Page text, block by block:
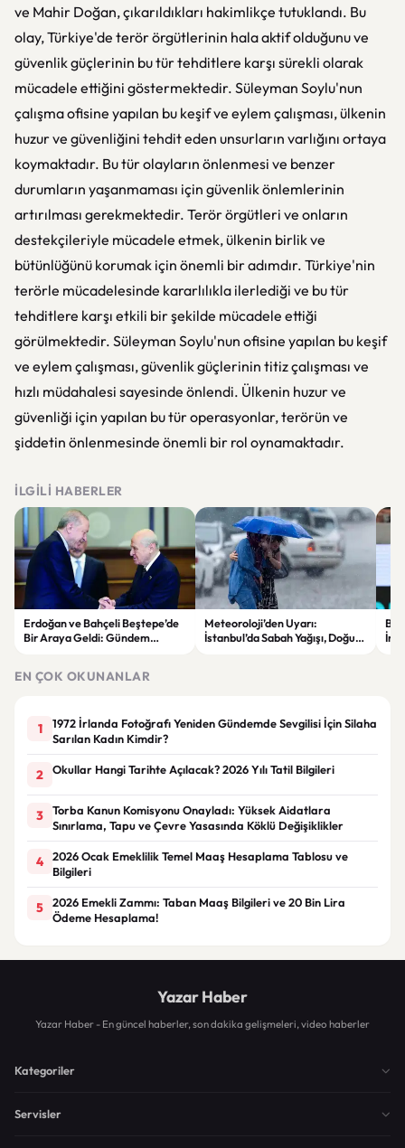
ve Mahir Doğan, çıkarıldıkları hakimlikçe tutuklandı. Bu
olay, Türkiye'de terör örgütlerinin hala aktif olduğunu ve
güvenlik güçlerinin bu tür tehditlere karşı sürekli olarak
mücadele ettiğini göstermektedir. Süleyman Soylu'nun
çalışma ofisine yapılan bu keşif ve eylem çalışması, ülkenin
huzur ve güvenliğini tehdit eden unsurların varlığını ortaya
koymaktadır. Bu tür olayların önlenmesi ve benzer
durumların yaşanmaması için güvenlik önlemlerinin
artırılması gerekmektedir. Terör örgütleri ve onların
destekçileriyle mücadele etmek, ülkenin birlik ve
bütünlüğünü korumak için önemli bir adımdır. Türkiye'nin
terörle mücadelesinde kararlılıkla ilerlediği ve bu tür
tehditlere karşı etkili bir şekilde mücadele ettiği
görülmektedir. Süleyman Soylu'nun ofisine yapılan bu keşif
ve eylem çalışması, güvenlik güçlerinin titiz çalışması ve
hızlı müdahalesi sayesinde önlendi. Ülkenin huzur ve
güvenliği için yapılan bu tür operasyonlar, terörün ve
şiddetin önlenmesinde önemli bir rol oynamaktadır.
İLGILI HABERLER
Erdoğan ve Bahçeli Beştepe’de
Bir Araya Geldi: Gündem
Meteoroloji’den Uyarı:
İstanbul’da Sabah Yağışı, Doğu
EN ÇOK OKUNANLAR
1
1972 İrlanda Fotoğrafı Yeniden Gündemde Sevgilisi İçin Silaha
Sarılan Kadın Kimdir?
2 Okullar Hangi Tarihte Açılacak? 2026 Yılı Tatil Bilgileri
3
Torba Kanun Komisyonu Onayladı: Yüksek Aidatlara
Sınırlama, Tapu ve Çevre Yasasında Köklü Değişiklikler
4
2026 Ocak Emeklilik Temel Maaş Hesaplama Tablosu ve
Bilgileri
5
2026 Emekli Zammı: Taban Maaş Bilgileri ve 20 Bin Lira
Ödeme Hesaplama!
Yazar Haber
Yazar Haber - En güncel haberler, son dakika gelişmeleri, video haberler
Kategoriler
Servisler